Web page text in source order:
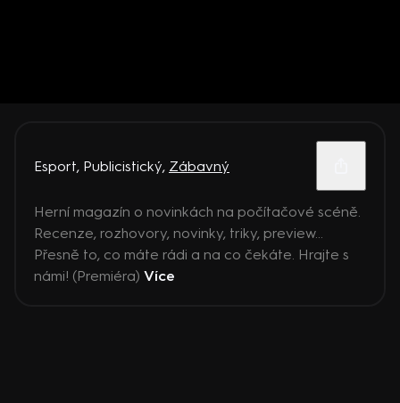
Esport, Publicistický, Zábavný
Herní magazín o novinkách na počítačové scéně.
Recenze, rozhovory, novinky, triky, preview...
Přesně to, co máte rádi a na co čekáte. Hrajte s
námi! (Premiéra) Více